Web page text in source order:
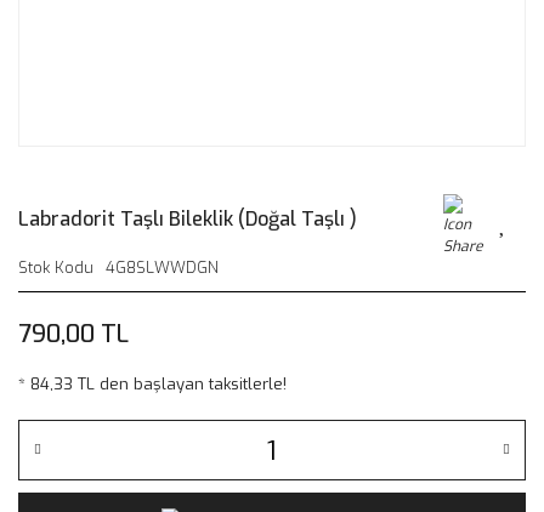
Labradorit Taşlı Bileklik (Doğal Taşlı )
Stok Kodu 4G8SLWWDGN
790,00 TL
* 84,33 TL den başlayan taksitlerle!